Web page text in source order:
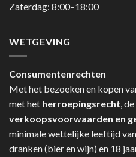
Zaterdag: 8:00–18:00
WETGEVING
Consumentenrechten
Met het bezoeken en kopen
met het herroepingsrecht, de
verkoopsvoorwaarden en
minimale wettelijke leeftijd
dranken (bier en wijn) en 18